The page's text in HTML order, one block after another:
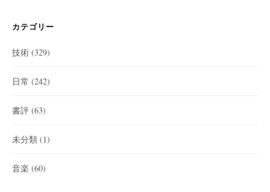
カテゴリー
技術 (329)
日常 (242)
書評 (63)
未分類 (1)
音楽 (60)